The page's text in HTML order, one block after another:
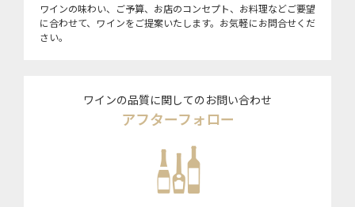
ワインの味わい、ご予算、お店のコンセプト、お料理などご要望
に合わせて、ワインをご提案いたします。お気軽にお問合せくだ
さい。
ワインの品質に関してのお問い合わせ
アフターフォロー